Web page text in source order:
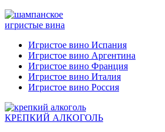
игристые вина
Игристое вино Испания
Игристое вино Аргентина
Игристое вино Франция
Игристое вино Италия
Игристое вино Россия
КРЕПКИЙ АЛКОГОЛЬ